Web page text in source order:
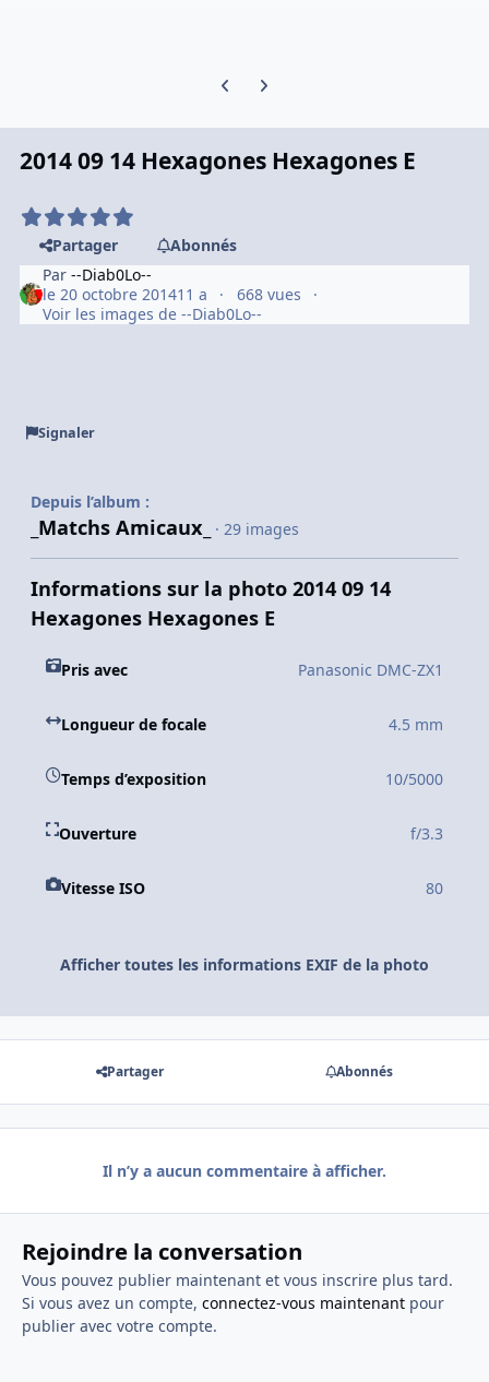
Previous carousel slide
Next carousel slide
2014 09 14 Hexagones Hexagones E
Partager
Abonnés
Par--Diab0Lo--
le 20 octobre 201411 a
668 vues
Voir les images de --Diab0Lo--
Signaler
Depuis l’album :
_Matchs Amicaux_ · 29 images
Informations sur la photo 2014 09 14
Hexagones Hexagones E
Pris avec Panasonic DMC-ZX1
Longueur de focale 4.5 mm
Temps d’exposition 10/5000
Ouverture f/3.3
Vitesse ISO 80
Afficher toutes les informations EXIF de la photo
Partager Abonnés
Il n’y a aucun commentaire à afficher.
Rejoindre la conversation
Vous pouvez publier maintenant et vous inscrire plus tard.
Si vous avez un compte, connectez-vous maintenantpour
publier avec votre compte.